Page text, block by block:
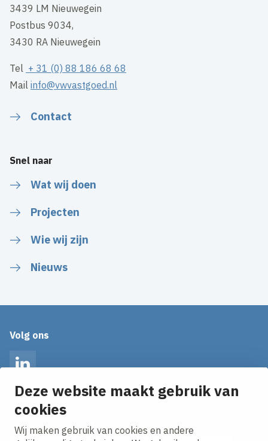
Deze website maakt gebruik van
cookies
Wij maken gebruik van cookies en andere
3439 LM Nieuwegein
Postbus 9034,
3430 RA Nieuwegein
Tel + 31 (0) 88 186 68 68
Mailinfo@vwvastgoed.nl
Contact
Snel naar
Wat wij doen
Projecten
Wie wij zijn
Nieuws
Volg ons
Op de hoogte blijven van het laatste nieuws?